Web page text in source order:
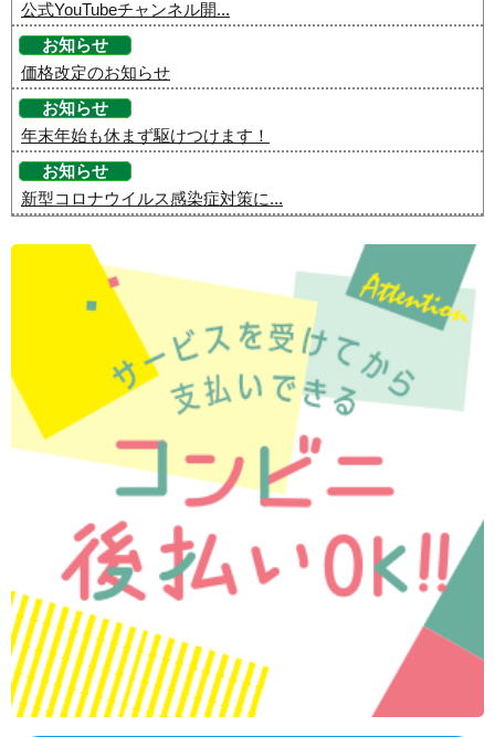
公式YouTubeチャンネル開...
お知らせ
価格改定のお知らせ
お知らせ
年末年始も休まず駆けつけます！
お知らせ
新型コロナウイルス感染症対策に...